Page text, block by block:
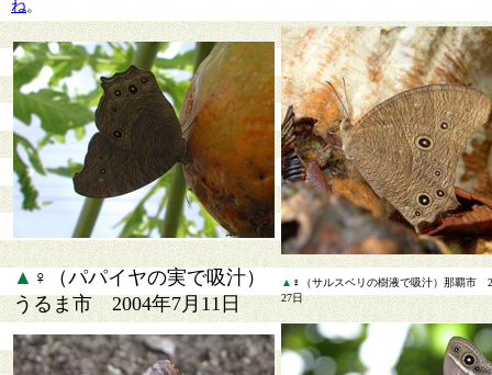
ね。
▲ ♀（パパイヤの実で吸汁）
うるま市 2004年7月11日
▲ ♀（サルスベリの樹液で吸汁）那覇市
27日